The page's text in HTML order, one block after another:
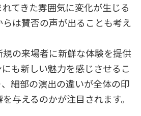
てきた雰囲気に変化が生じる
は賛否の声が出ることも考え
の来場者に新鮮な体験を提供
も新しい魅力を感じさせるこ
細部の演出の違いが全体の印
与えるのかが注目されます。